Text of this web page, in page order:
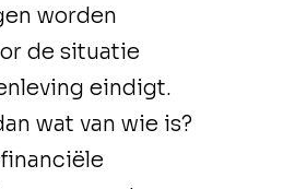
worden
de situatie
eindigt.
wat van wie is?